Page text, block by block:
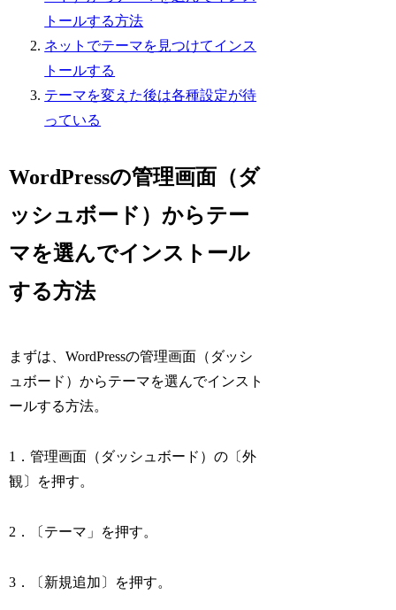
トールする方法
ネットでテーマを見つけてインス
トールする
テーマを変えた後は各種設定が待
っている
WordPressの管理画面（ダ
ッシュボード）からテー
マを選んでインストール
する方法
まずは、WordPressの管理画面（ダッシ
ュボード）からテーマを選んでインスト
ールする方法。
1．管理画面（ダッシュボード）の〔外
観〕を押す。
2．〔テーマ」を押す。
3．〔新規追加〕を押す。